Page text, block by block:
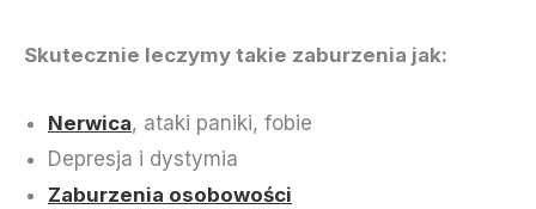
Skutecznie leczymy takie zaburzenia jak:
Nerwica, ataki paniki, fobie
Depresja i dystymia
Zaburzenia osobowości